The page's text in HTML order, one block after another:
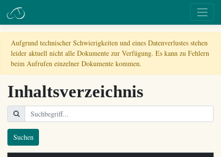
Aufgrund technischer Schwierigkeiten und eines Datenverlustes stehen
leider aktuell nicht alle Dokumente zur Verfügung. Es kann zu Fehlern
beim Aufrufen einzelner Dokumente kommen.
Inhaltsverzeichnis
Suchen